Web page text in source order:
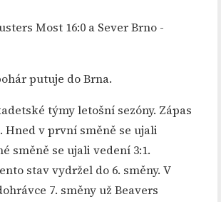
Most 16:0 a Sever Brno -
putuje do Brna.
týmy letošní sezóny. Zápas
v první směně se ujali
směně se ujali vedení 3:1.
stav vydržel do 6. směny. V
7. směny už Beavers